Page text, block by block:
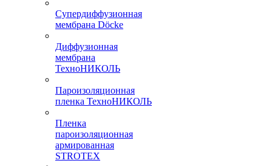
Супердиффузионная
мембрана Döcke
Диффузионная
мембрана
ТехноНИКОЛЬ
Пароизоляционная
пленка ТехноНИКОЛЬ
Пленка
пароизоляционная
армированная
STROTEX